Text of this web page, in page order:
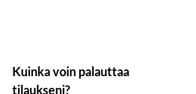
Kuinka voin palauttaa
tilaukseni?